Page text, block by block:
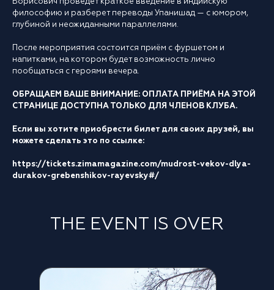
философию и разберет переводы Упанишад — с юмором,
глубиной и неожиданными параллелями.
После мероприятия состоится приём с фуршетом и
напитками, на котором будет возможность лично
пообщаться с героями вечера.
ОБРАЩАЕМ ВАШЕ ВНИМАНИЕ: ОПЛАТА ПРИЁМА НА ЭТОЙ
СТРАНИЦЕ ДОСТУПНА ТОЛЬКО ДЛЯ ЧЛЕНОВ КЛУБА.
Если вы хотите приобрести билет для своих друзей, вы
можете сделать это по ссылке:
https://tickets.zimamagazine.com/mudrost-vekov-dlya-
durakov-grebenshikov-rayevsky#/
THE EVENT IS OVER